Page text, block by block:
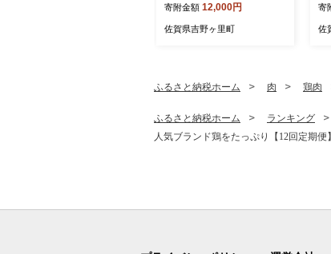
個) がばいばーぐ はんばー
ぐ 弁当 小分け 簡単 真空パ
寄附金額 12,000円
佐賀県吉野ヶ里町
塚
寄
佐
ふるさと納税ホーム 肉 鶏肉
ふるさと納税ホーム ランキング
人気ブランド鶏をたっぷり【12回定期